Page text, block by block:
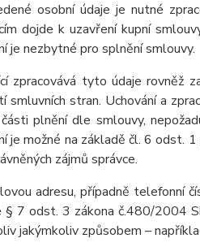
osobní údaje je nutné
dojde k uzavření kupní
je nezbytné pro splnění smlouvy.
zpracovává tyto údaje rovněž
smluvních stran. Uchování a
plnění dle smlouvy,
je možné na základě čl. 6 odst.
zájmů správce.
adresu, případně telefonní
§ 7 odst. 3 zákona č.480/2004
jakýmkoliv způsobem –